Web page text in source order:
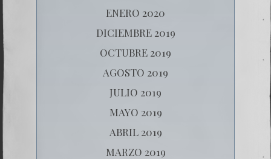
ENERO 2020
DICIEMBRE 2019
OCTUBRE 2019
AGOSTO 2019
JULIO 2019
MAYO 2019
ABRIL 2019
MARZO 2019